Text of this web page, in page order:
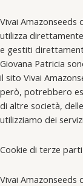
Vivai Amazonseeds
utilizza
e gestiti
Giovana Patricia
il sito Vivai
però, potrebbero
di altre società,
utilizziamo dei
Cookie di terze parti
Vivai Amazonseeds